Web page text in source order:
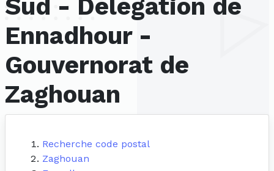
Sud - Délégation de
Ennadhour -
Gouvernorat de
Zaghouan
Recherche code postal
Zaghouan